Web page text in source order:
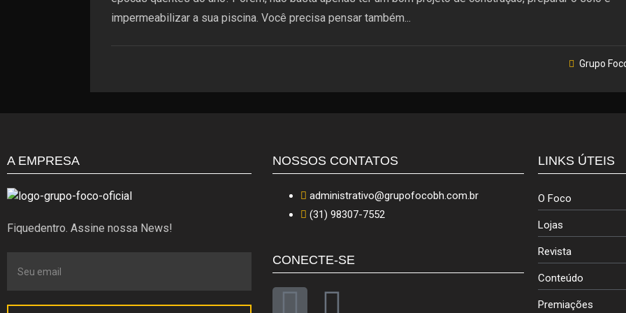
impermeabilizar a sua piscina. Você precisa pensar também...
Grupo
A EMPRESA
Fiquedentro. Assine nossa News!
NOSSOS CONTATOS
administrativo@grupofocobh.com.br
(31) 98307-7552
CONECTE-SE
LINKS ÚTEIS
O Foco
Lojas
Revista
Conteúdo
Premiações